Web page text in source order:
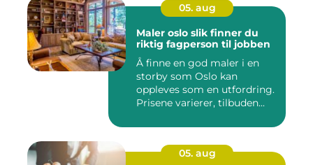
05. aug
Maler oslo slik finner du
riktig fagperson til jobben
Å finne en god maler i en
storby som Oslo kan
oppleves som en utfordring.
Prisene varierer, tilbuden...
05. aug